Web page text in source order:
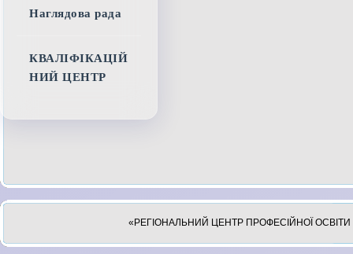
Наглядова рада
КВАЛІФІКАЦІЙ
НИЙ ЦЕНТР
«РЕГІОНАЛЬНИЙ ЦЕНТР ПРОФЕСІЙНОЇ